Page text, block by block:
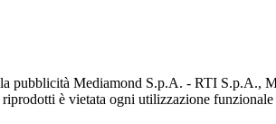
Mediamond S.p.A. - RTI S.p.A.,
è vietata ogni utilizzazione